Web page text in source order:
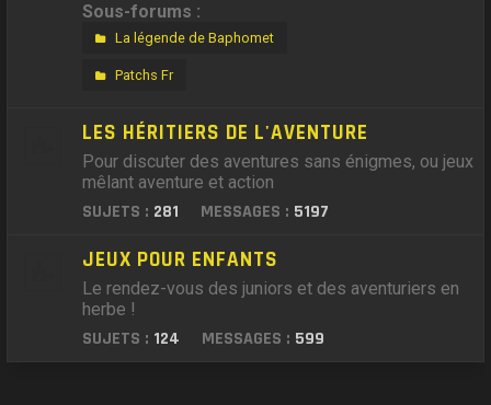
Sous-forums :
La légende de Baphomet
Patchs Fr
LES HÉRITIERS DE L'AVENTURE
Pour discuter des aventures sans énigmes, ou jeux
mêlant aventure et action
SUJETS : 281 MESSAGES : 5197
JEUX POUR ENFANTS
Le rendez-vous des juniors et des aventuriers en
herbe !
SUJETS : 124 MESSAGES : 599